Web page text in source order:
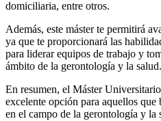
domiciliaria, entre otros.
Además, este máster te permitirá
ya que te proporcionará las
para liderar equipos de trabajo y
ámbito de la gerontología y la salud.
En resumen, el Máster
excelente opción para aquellos que
en el campo de la gerontología y la